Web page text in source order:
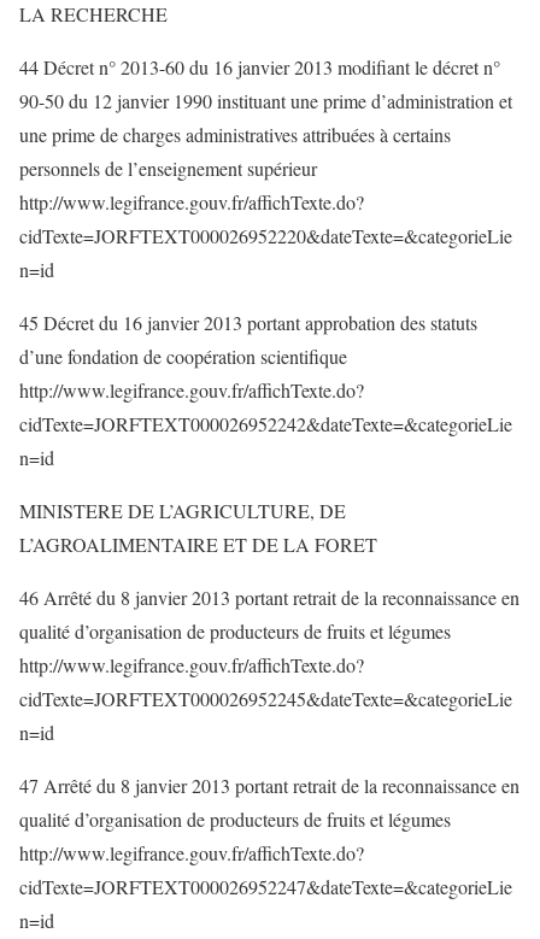
LA RECHERCHE
44 Décret n° 2013-60 du 16 janvier 2013 modifiant le décret n°
90-50 du 12 janvier 1990 instituant une prime d’administration et
une prime de charges administratives attribuées à certains
personnels de l’enseignement supérieur
http://www.legifrance.gouv.fr/affichTexte.do?
cidTexte=JORFTEXT000026952220&dateTexte=&categorieLie
n=id
45 Décret du 16 janvier 2013 portant approbation des statuts
d’une fondation de coopération scientifique
http://www.legifrance.gouv.fr/affichTexte.do?
cidTexte=JORFTEXT000026952242&dateTexte=&categorieLie
n=id
MINISTERE DE L’AGRICULTURE, DE
L’AGROALIMENTAIRE ET DE LA FORET
46 Arrêté du 8 janvier 2013 portant retrait de la reconnaissance en
qualité d’organisation de producteurs de fruits et légumes
http://www.legifrance.gouv.fr/affichTexte.do?
cidTexte=JORFTEXT000026952245&dateTexte=&categorieLie
n=id
47 Arrêté du 8 janvier 2013 portant retrait de la reconnaissance en
qualité d’organisation de producteurs de fruits et légumes
http://www.legifrance.gouv.fr/affichTexte.do?
cidTexte=JORFTEXT000026952247&dateTexte=&categorieLie
n=id